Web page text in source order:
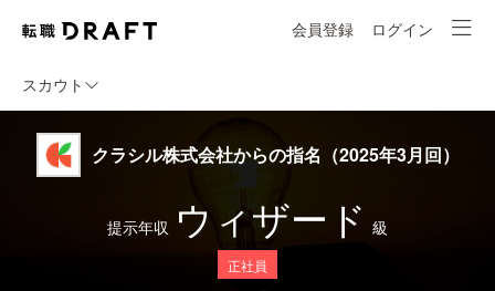
会員登録 ログイン
スカウト
クラシル株式会社からの指名（2025年3月回）
提示年収 ウィザード 級
正社員